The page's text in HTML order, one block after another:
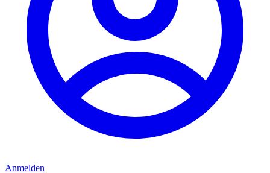
Anmelden